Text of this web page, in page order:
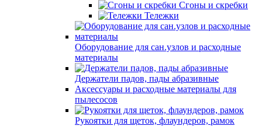
Сгоны и скребки
Тележки
Оборудование для сан.узлов и расходные
материалы
Держатели падов, пады абразивные
Аксессуары и расходные материалы для
пылесосов
Рукоятки для щеток, флаундеров, рамок